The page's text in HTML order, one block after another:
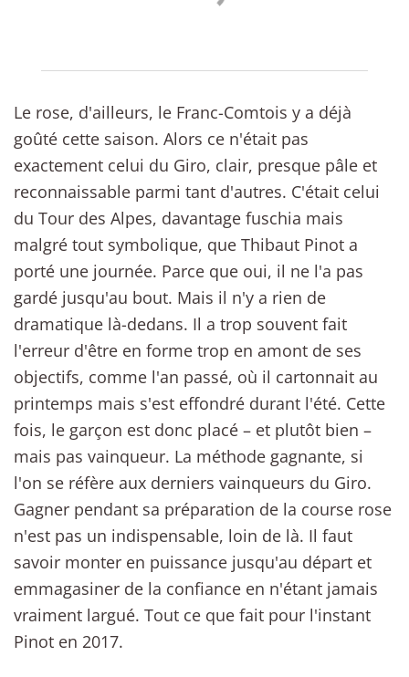
Le rose, d'ailleurs, le Franc-Comtois y a déjà
goûté cette saison. Alors ce n'était pas
exactement celui du Giro, clair, presque pâle et
reconnaissable parmi tant d'autres. C'était celui
du Tour des Alpes, davantage fuschia mais
malgré tout symbolique, que Thibaut Pinot a
porté une journée. Parce que oui, il ne l'a pas
gardé jusqu'au bout. Mais il n'y a rien de
dramatique là-dedans. Il a trop souvent fait
l'erreur d'être en forme trop en amont de ses
objectifs, comme l'an passé, où il cartonnait au
printemps mais s'est effondré durant l'été. Cette
fois, le garçon est donc placé – et plutôt bien –
mais pas vainqueur. La méthode gagnante, si
l'on se réfère aux derniers vainqueurs du Giro.
Gagner pendant sa préparation de la course rose
n'est pas un indispensable, loin de là. Il faut
savoir monter en puissance jusqu'au départ et
emmagasiner de la confiance en n'étant jamais
vraiment largué. Tout ce que fait pour l'instant
Pinot en 2017.